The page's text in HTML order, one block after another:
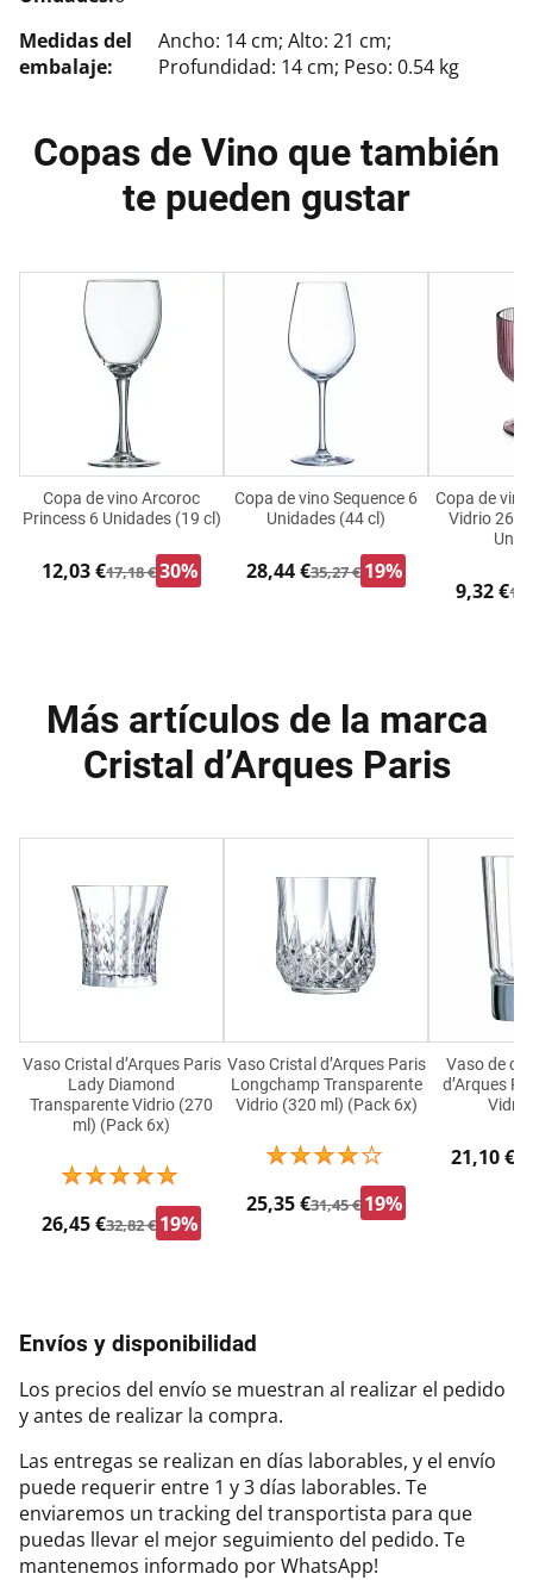
Medidas del
embalaje:
Ancho: 14 cm; Alto: 21 cm;
Profundidad: 14 cm; Peso: 0.54 kg
Copas de Vino que también
te pueden gustar
Copa de vino Arcoroc
Princess 6 Unidades (19 cl)
12,03 €17,18 €30%
Copa de vino Sequence 6
Unidades (44 cl)
28,44 €35,27 € 19%
Copa de
Vidrio 260
9,32 €
Más artículos de la marca
Cristal d’Arques Paris
Vaso Cristal d’Arques Paris
Lady Diamond
Transparente Vidrio (270
ml) (Pack 6x)
26,45 €32,82 € 19%
Vaso Cristal d’Arques Paris
Longchamp Transparente
Vidrio (320 ml) (Pack 6x)
25,35 €31,45 € 19%
Vaso de
d’Arques
21,10 €
Envíos y disponibilidad
Los precios del envío se muestran al realizar el pedido
y antes de realizar la compra.
Las entregas se realizan en días laborables, y el envío
puede requerir entre 1 y 3 días laborables. Te
enviaremos un tracking del transportista para que
puedas llevar el mejor seguimiento del pedido. Te
mantenemos informado por WhatsApp!